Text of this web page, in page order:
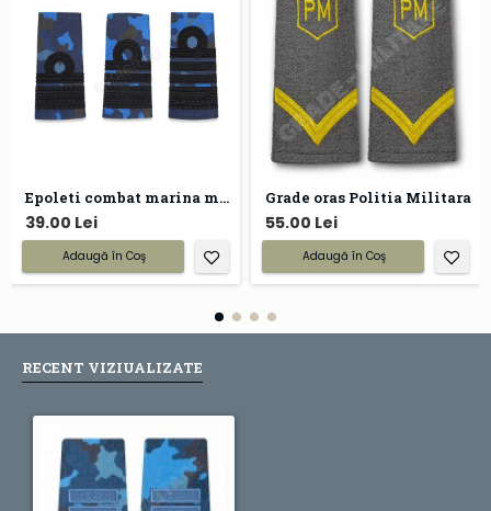
Epoleti combat marina militara
39.00 Lei
Adaugă în Coş
Grade oras Politia Militara
55.00 Lei
Adaugă în Coş
RECENT VIZIUALIZATE